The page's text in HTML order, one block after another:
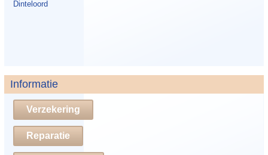
Dinteloord
Informatie
Verzekering
Reparatie